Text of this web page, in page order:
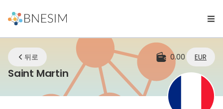
뒤로 0.00 EUR
Saint MartineSIM | 어디에 있든 연결 유지